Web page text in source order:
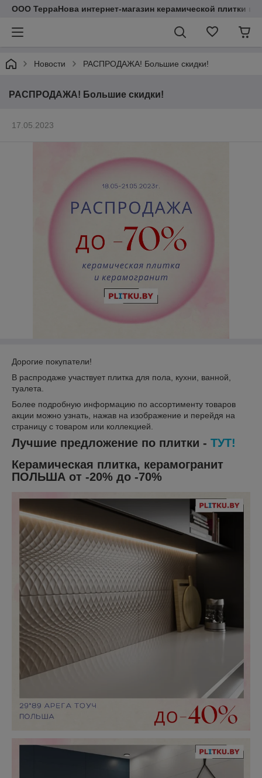
ООО ТерраНова интернет-магазин керамической плитки и
Новости РАСПРОДАЖА! Большие скидки!
РАСПРОДАЖА! Большие скидки!
17.05.2023
Дорогие покупатели!
В распродаже участвует плитка для пола, кухни, ванной,
туалета.
Более подробную информацию по ассортименту товаров
акции можно узнать, нажав на изображение и перейдя на
страницу с товаром или коллекцией.
Лучшие предложение по плитки - ТУТ!
Керамическая плитка, керамогранит
ПОЛЬША от -20% до -70%